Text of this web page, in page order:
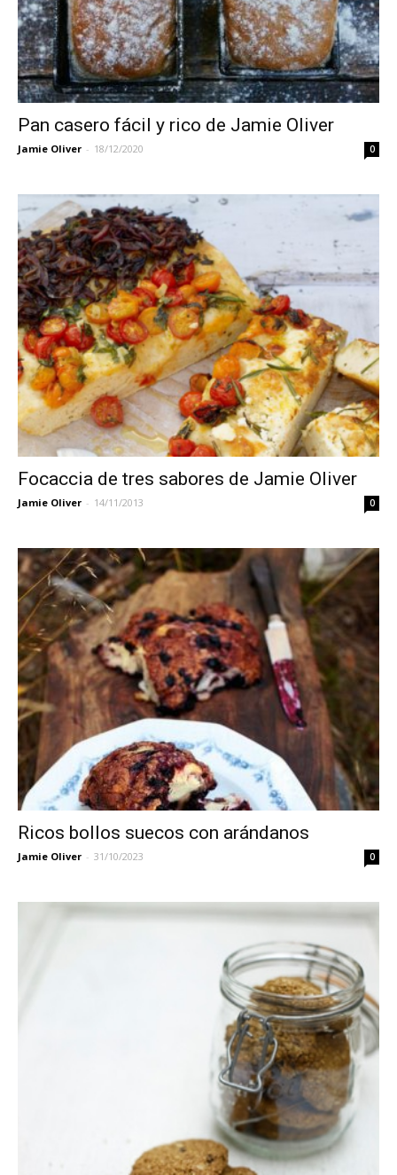
Pan casero fácil y rico de Jamie Oliver
Jamie Oliver - 18/12/2020 0
Focaccia de tres sabores de Jamie Oliver
Jamie Oliver - 14/11/2013 0
Ricos bollos suecos con arándanos
Jamie Oliver - 31/10/2023 0